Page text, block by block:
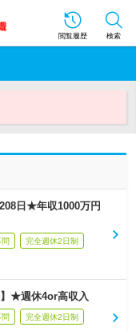
閲覧履歴 検索
日★年収1000万円
完全週休2日制
★週休4or高収入
完全週休2日制